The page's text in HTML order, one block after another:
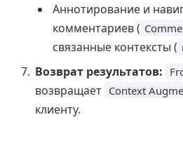
Аннотирование и
комментариев (
связанные контексты (
Возврат результатов:
возвращает Context
клиенту.